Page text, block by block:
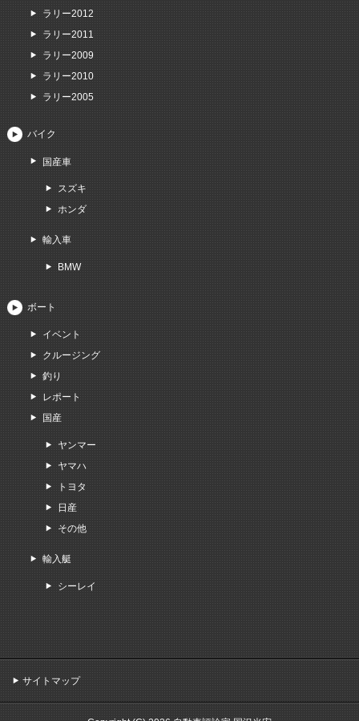
ラリー2012
ラリー2011
ラリー2009
ラリー2010
ラリー2005
バイク
国産車
スズキ
ホンダ
輸入車
BMW
ボート
イベント
クルージング
釣り
レポート
国産
ヤンマー
ヤマハ
トヨタ
日産
その他
輸入艇
シーレイ
サイトマップ